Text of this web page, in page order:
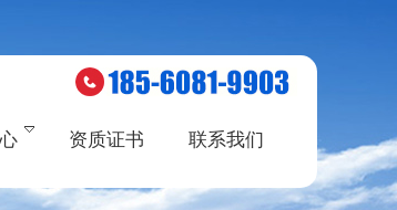
资质证书 联系我们